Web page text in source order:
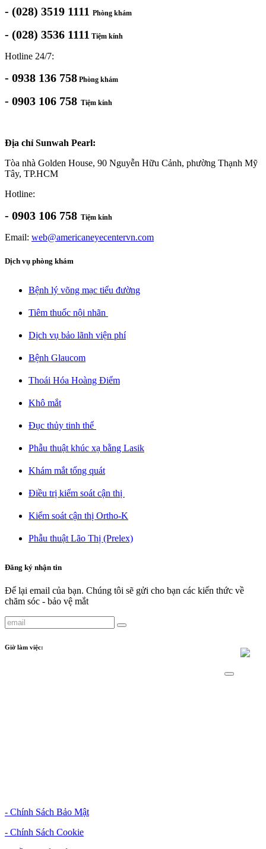
- (028) 3519 1111 Phòng khám
- (028) 3536 1111 Tiệm kính
Hotline 24/7:
- 0938 136 758 Phòng khám
- 0903 106 758 Tiệm kính
Địa chỉ Sunwah Pearl:
Tòa nhà Golden House, 90 Nguyễn Hữu Cảnh, phường Thạnh Mỹ
Tây, TP.HCM
Hotline:
- 0903 106 758 Tiệm kính
Email: web@americaneyecentervn.com
Dịch vụ phòng khám
Bệnh lý võng mạc tiểu đường​
Tiêm thuốc nội nhãn ​
Dịch vụ bảo lãnh viện phí​
Bệnh Glaucom​
Thoái Hóa Hoàng Điểm​
Khô mắt​
Đục thủy tinh thể ​
Phẫu thuật khúc xạ bằng Lasik​
Khám mắt tổng quát​
Điều trị kiểm soát cận thị ​
Kiểm soát cận thị Ortho-K​
Phẫu thuật Lão Thị (Prelex)​
Đăng ký nhận tin
Để lại email của bạn. Chúng tôi sẽ gửi cho bạn các kiến thức về
chăm sóc - bảo vệ mắt
Giờ làm việc:
- Chính Sách Bảo Mật
- Chính Sách Cookie